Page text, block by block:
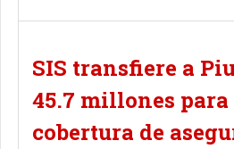
SIS transfiere a
45.7 millones
cobertura de